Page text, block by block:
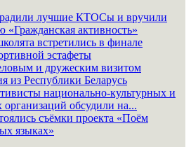
лучшие КТОСы и вручили
активность»
встретились в финале
эстафеты
и дружеским визитом
из Республики Беларусь
национально-культурных и
обсудили на...
съёмки проекта «Поём
языках»